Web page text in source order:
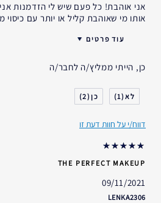
אני אוהבת! כל פעם שיש לי הזדמנות
אותו מי שאוהבת קליל או יותר עם כיסוי
עוד פרטים
סוג העור
דאגות העור
אני משתמש/ת באסתי לאודר
כן, הייתי ממליץ/ה לחבר/ה
1
2
דווח/י על חוות דעת זו
THE PERFECT MAKEUP
09/11/2021
LENKA2306